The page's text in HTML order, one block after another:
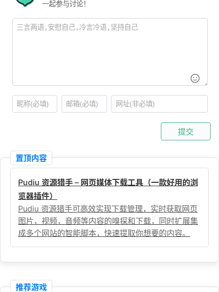
一起参与讨论！
提交
置顶内容
Pudiu 资源猎手 – 网页媒体下载工具（一款好用的浏
览器插件）
Pudiu 资源猎手可高效实现下载管理，实时获取网页
图片，视频，音频等内容的嗅探和下载，同时扩展集
成多个网站的智能脚本，快速提取你想要的内容。
推荐游戏